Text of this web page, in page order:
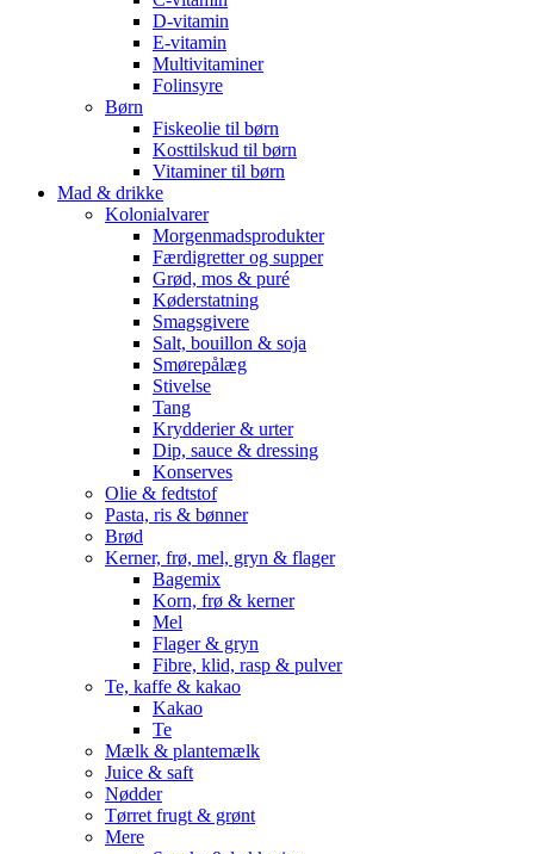
D-vitamin
E-vitamin
Multivitaminer
Folinsyre
Børn
Fiskeolie til børn
Kosttilskud til børn
Vitaminer til børn
Mad & drikke
Kolonialvarer
Morgenmadsprodukter
Færdigretter og supper
Grød, mos & puré
Køderstatning
Smagsgivere
Salt, bouillon & soja
Smørepålæg
Stivelse
Tang
Krydderier & urter
Dip, sauce & dressing
Konserves
Olie & fedtstof
Pasta, ris & bønner
Brød
Kerner, frø, mel, gryn & flager
Bagemix
Korn, frø & kerner
Mel
Flager & gryn
Fibre, klid, rasp & pulver
Te, kaffe & kakao
Kakao
Te
Mælk & plantemælk
Juice & saft
Nødder
Tørret frugt & grønt
Mere